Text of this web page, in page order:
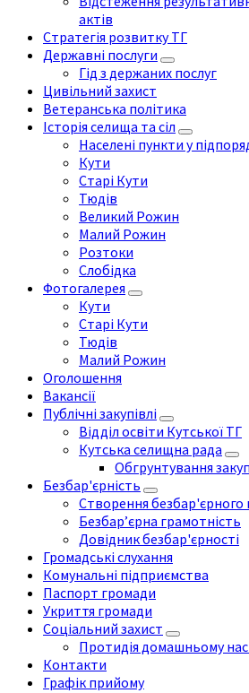
актів
Стратегія розвитку ТГ
Державні послуги
Гід з держаних послуг
Цивільний захист
Ветеранська політика
Історія селища та сіл
Населені пункти у
Кути
Старі Кути
Тюдів
Великий Рожин
Малий Рожин
Розтоки
Слобідка
Фотогалерея
Кути
Старі Кути
Тюдів
Малий Рожин
Оголошення
Вакансії
Публічні закупівлі
Відділ освіти Кутської ТГ
Кутська селищна рада
Обгрунтування
Безбар'єрність
Створення безбар'єрного
Безбар’єрна грамотність
Довідник безбар'єрності
Громадські слухання
Комунальні підприємства
Паспорт громади
Укриття громади
Соціальний захист
Протидія домашньому
Контакти
Графік прийому